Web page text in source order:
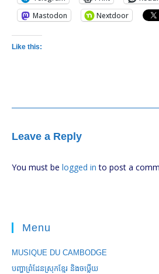
Mastodon
Nextdoor
Like this:
Leave a Reply
You must be logged in to post a
Menu
MUSIQUE DU CAMBODGE
បញ្ហាព្រំដែនស្រុកខ្មែរ និងចឞ្លើយ